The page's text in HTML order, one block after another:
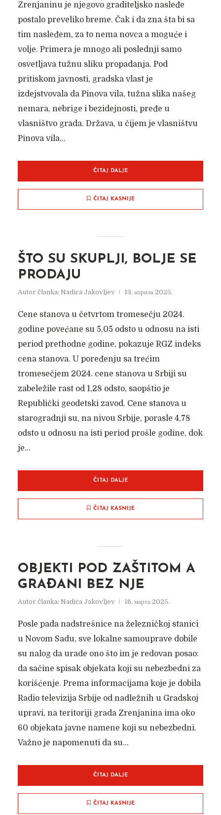
Zrenjaninu je njegovo graditeljsko nasleđe
postalo preveliko breme. Čak i da zna šta bi sa
tim nasleđem, za to nema novca a moguće i
volje. Primera je mnogo ali poslednji samo
osvetljava tužnu sliku propadanja. Pod
pritiskom javnosti, gradska vlast je
izdejstvovala da Pinova vila, tužna slika našeg
nemara, nebrige i bezidejnosti, pređe u
vlasništvo grada. Država, u čijem je vlasništvu
Pinova vila...
ČITAJ DALJE
ČITAJ KASNIJE
ŠTO SU SKUPLJI, BOLJE SE
PRODAJU
Autor članka: Nadica Jakovljev 13. априла 2025.
Cene stanova u četvrtom tromesečju 2024.
godine povećane su 5,05 odsto u odnosu na isti
period prethodne godine, pokazuje RGZ indeks
cena stanova. U poređenju sa trećim
tromesečjem 2024. cene stanova u Srbiji su
zabeležile rast od 1,28 odsto, saopštio je
Republički geodetski zavod. Cene stanova u
starogradnji su, na nivou Srbije, porasle 4,78
odsto u odnosu na isti period prošle godine, dok
je...
ČITAJ DALJE
ČITAJ KASNIJE
OBJEKTI POD ZAŠTITOM A
GRAĐANI BEZ NJE
Autor članka: Nadica Jakovljev 16. марта 2025.
Posle pada nadstrešnice na železničkoj stanici
u Novom Sadu, sve lokalne samouprave dobile
su nalog da urade ono što im je redovan posao:
da sačine spisak objekata koji su nebezbedni za
korišćenje. Prema informacijama koje je dobila
Radio televizija Srbije od nadležnih u Gradskoj
upravi, na teritoriji grada Zrenjanina ima oko
60 objekata javne namene koji su nebezbedni.
Važno je napomenuti da su...
ČITAJ DALJE
ČITAJ KASNIJE